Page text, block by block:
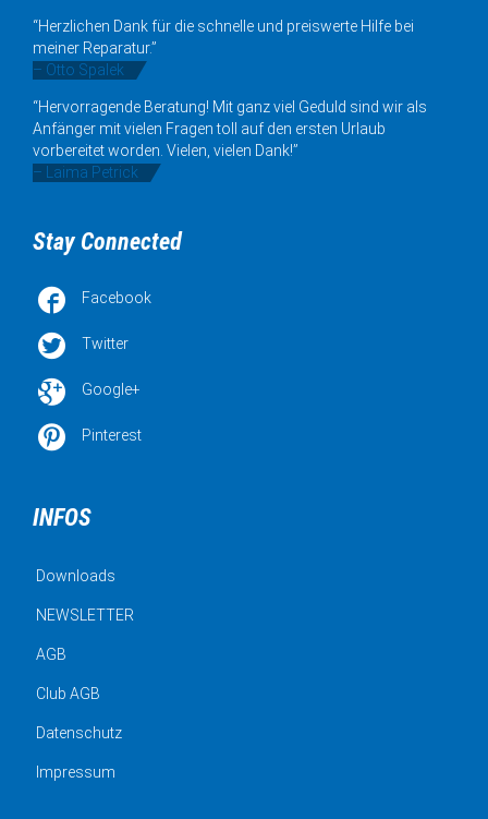
“Herzlichen Dank für die schnelle und preiswerte Hilfe bei
meiner Reparatur.”
– Otto Spalek
“Hervorragende Beratung! Mit ganz viel Geduld sind wir als
Anfänger mit vielen Fragen toll auf den ersten Urlaub
vorbereitet worden. Vielen, vielen Dank!”
– Laima Petrick
Stay Connected
 Facebook
 Twitter
 Google+
 Pinterest
INFOS
Downloads
NEWSLETTER
AGB
Club AGB
Datenschutz
Impressum